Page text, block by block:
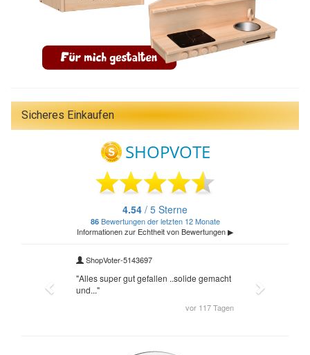
Sicheres Einkaufen